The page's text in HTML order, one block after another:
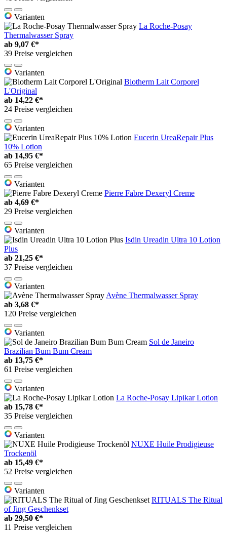
Varianten
La Roche-Posay
Thermalwasser Spray
ab 9,07 €*
39 Preise vergleichen
Varianten
Biotherm Lait Corporel
L'Original
ab 14,22 €*
24 Preise vergleichen
Varianten
Eucerin UreaRepair Plus
10% Lotion
ab 14,95 €*
65 Preise vergleichen
Varianten
Pierre Fabre Dexeryl Creme
ab 4,69 €*
29 Preise vergleichen
Varianten
Isdin Ureadin Ultra 10 Lotion
Plus
ab 21,25 €*
37 Preise vergleichen
Varianten
Avène Thermalwasser Spray
ab 3,68 €*
120 Preise vergleichen
Varianten
Sol de Janeiro
Brazilian Bum Bum Cream
ab 13,75 €*
61 Preise vergleichen
Varianten
La Roche-Posay Lipikar Lotion
ab 15,78 €*
35 Preise vergleichen
Varianten
NUXE Huile Prodigieuse
Trockenöl
ab 15,49 €*
52 Preise vergleichen
Varianten
RITUALS The Ritual
of Jing Geschenkset
ab 29,50 €*
11 Preise vergleichen